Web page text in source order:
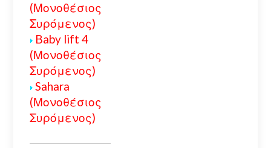
(Μονοθέσιος
Συρόμενος)
Baby lift 4
(Μονοθέσιος
Συρόμενος)
Sahara
(Μονοθέσιος
Συρόμενος)